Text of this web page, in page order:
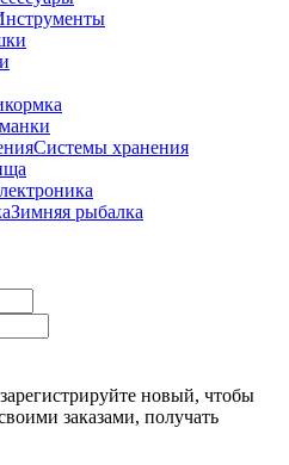
Системы хранения
Зимняя рыбалка
новый, чтобы
заказами, получать